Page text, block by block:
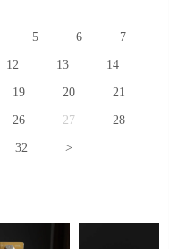
5 6 7
12 13 14
19 20 21
26 27 28
32 >